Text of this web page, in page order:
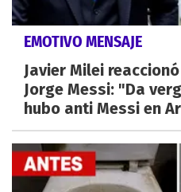
EMOTIVO MENSAJE
Javier Milei
Jorge Messi: "Da
hubo anti Messi en